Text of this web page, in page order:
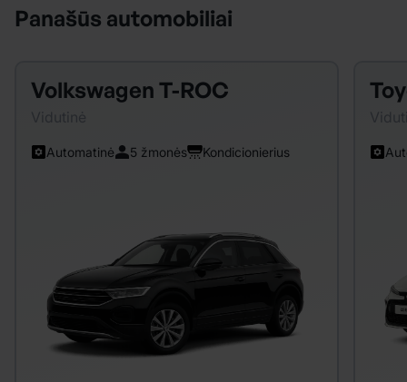
Panašūs automobiliai
Volkswagen T-ROC
Automatinė 5 žmonės Kondicionierius